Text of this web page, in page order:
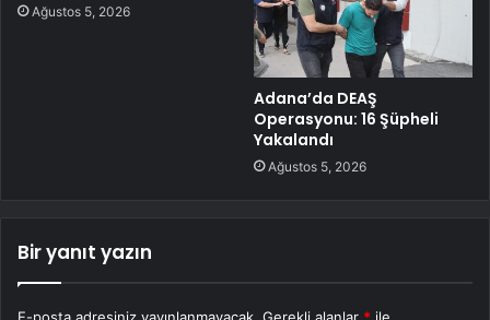
Ağustos 5, 2026
Adana’da DEAŞ
Operasyonu: 16 Şüpheli
Yakalandı
Ağustos 5, 2026
Bir yanıt yazın